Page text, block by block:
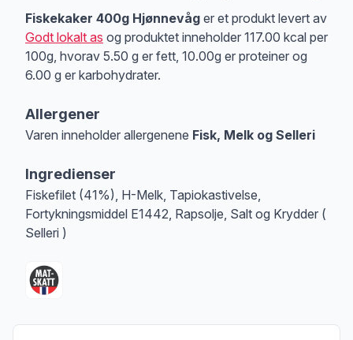
Produktbeskrivelse
Fiskekaker 400g Hjønnevåg er et produkt levert av
Godt lokalt as og produktet inneholder 117.00 kcal per
100g, hvorav 5.50 g er fett, 10.00g er proteiner og
6.00 g er karbohydrater.
Allergener
Varen inneholder allergenene Fisk, Melk og Selleri
Ingredienser
Fiskefilet (41%), H-Melk, Tapiokastivelse,
Fortykningsmiddel E1442, Rapsolje, Salt og Krydder (
Selleri )